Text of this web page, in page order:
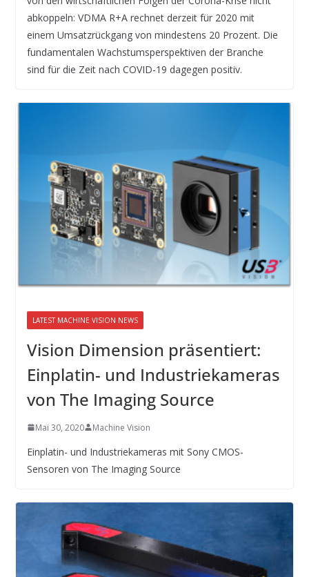
abkoppeln: VDMA R+A rechnet derzeit für 2020 mit
einem Umsatzrückgang von mindestens 20 Prozent. Die
fundamentalen Wachstumsperspektiven der Branche
sind für die Zeit nach COVID-19 dagegen positiv.
LATEST MACHINE VISION NEWS
Vision Dimension präsentiert:
Einplatin- und Industriekameras
von The Imaging Source
Mai 30, 2020 Machine Vision
Einplatin- und Industriekameras mit Sony CMOS-
Sensoren von The Imaging Source